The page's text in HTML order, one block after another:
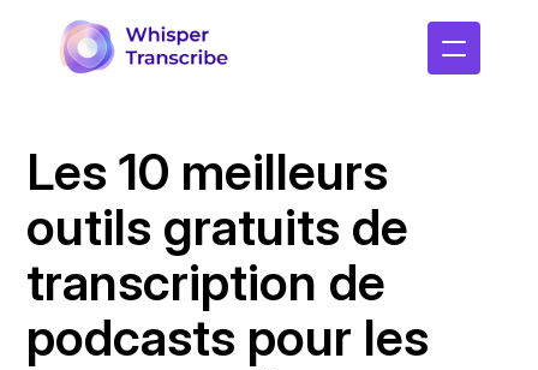
Les 10 meilleurs
outils gratuits de
transcription de
podcasts pour les